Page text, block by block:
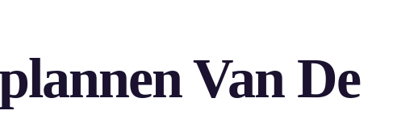
Van De